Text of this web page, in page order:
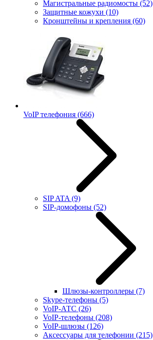
Магистральные радиомосты (52)
Защитные кожухи (10)
Кронштейны и крепления (60)
VoIP телефония (666)
SIP ATA (9)
SIP-домофоны (52)
Шлюзы-контроллеры (7)
Skype-телефоны (5)
VoIP-АТС (26)
VoIP-телефоны (208)
VoIP-шлюзы (126)
Аксессуары для телефонии (215)